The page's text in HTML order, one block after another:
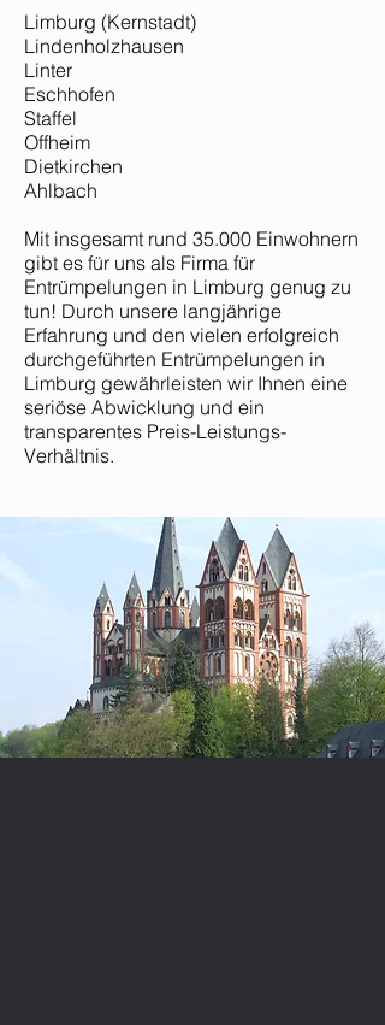
Limburg (Kernstadt)
Lindenholzhausen
Linter
Eschhofen
Staffel
Offheim
Dietkirchen
Ahlbach
Mit insgesamt rund 35.000 Einwohnern
gibt es für uns als Firma für
Entrümpelungen in Limburg genug zu
tun! Durch unsere langjährige
Erfahrung und den vielen erfolgreich
durchgeführten Entrümpelungen in
Limburg gewährleisten wir Ihnen eine
seriöse Abwicklung und ein
transparentes Preis-Leistungs-
Verhältnis.